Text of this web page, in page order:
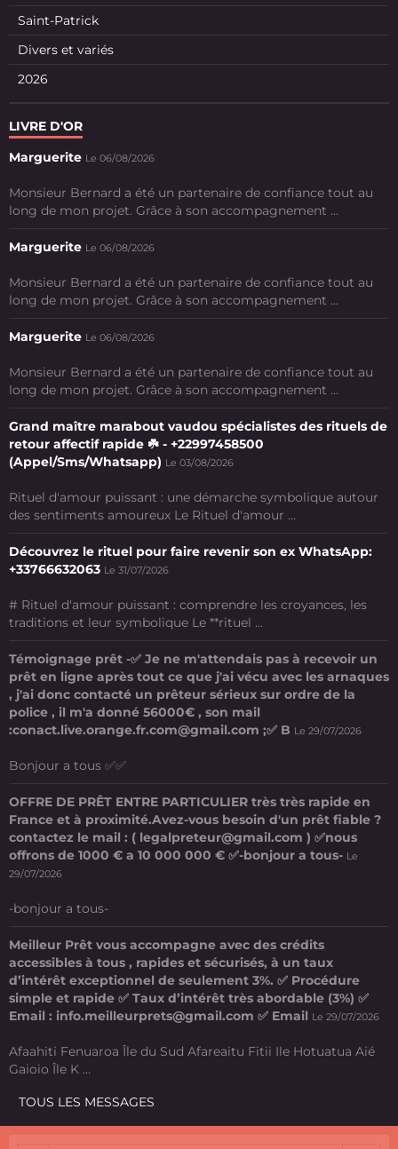
Saint-Patrick
Divers et variés
2026
LIVRE D'OR
Marguerite Le 06/08/2026
Monsieur Bernard a été un partenaire de confiance tout au
long de mon projet. Grâce à son accompagnement ...
Marguerite Le 06/08/2026
Monsieur Bernard a été un partenaire de confiance tout au
long de mon projet. Grâce à son accompagnement ...
Marguerite Le 06/08/2026
Monsieur Bernard a été un partenaire de confiance tout au
long de mon projet. Grâce à son accompagnement ...
Grand maître marabout vaudou spécialistes des rituels de
retour affectif rapide ☘️ - +22997458500
(Appel/Sms/Whatsapp) Le 03/08/2026
Rituel d'amour puissant : une démarche symbolique autour
des sentiments amoureux Le Rituel d'amour ...
Découvrez le rituel pour faire revenir son ex WhatsApp:
+33766632063 Le 31/07/2026
# Rituel d'amour puissant : comprendre les croyances, les
traditions et leur symbolique Le **rituel ...
Témoignage prêt -✅ Je ne m'attendais pas à recevoir un
prêt en ligne après tout ce que j'ai vécu avec les arnaques
, j'ai donc contacté un prêteur sérieux sur ordre de la
police , il m'a donné 56000€ , son mail
:conact.live.orange.fr.com@gmail.com ;✅ B Le 29/07/2026
Bonjour a tous ✅✅
OFFRE DE PRÊT ENTRE PARTICULIER très très rapide en
France et à proximité.Avez-vous besoin d'un prêt fiable ?
contactez le mail : ( legalpreteur@gmail.com ) ✅nous
offrons de 1000 € a 10 000 000 € ✅-bonjour a tous- Le
29/07/2026
-bonjour a tous-
Meilleur Prêt vous accompagne avec des crédits
accessibles à tous , rapides et sécurisés, à un taux
d’intérêt exceptionnel de seulement 3%. ✅ Procédure
simple et rapide ✅ Taux d’intérêt très abordable (3%) ✅
Email : info.meilleurprets@gmail.com ✅ Email Le 29/07/2026
Afaahiti Fenuaroa Île du Sud Afareaitu Fitii Ile Hotuatua Aié
Gaioio Île K ...
TOUS LES MESSAGES